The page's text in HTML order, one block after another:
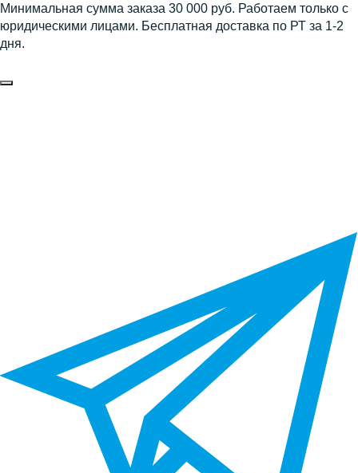
Минимальная сумма заказа 30 000 руб. Работаем только с
юридическими лицами. Бесплатная доставка по РТ за 1-2
дня.